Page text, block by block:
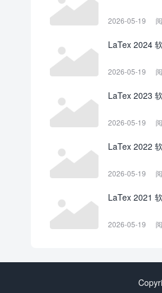
2026-05-19
LaTex 2024
2026-05-19
LaTex 2023
2026-05-19
LaTex 2022
2026-05-19
LaTex 2021
2026-05-19